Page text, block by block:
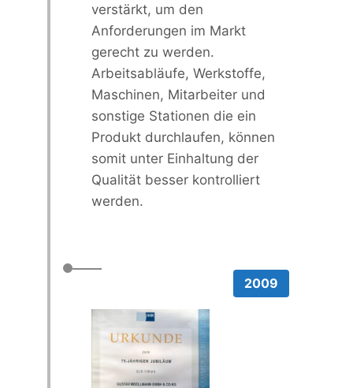
verstärkt, um den
Anforderungen im Markt
gerecht zu werden.
Arbeitsabläufe, Werkstoffe,
Maschinen, Mitarbeiter und
sonstige Stationen die ein
Produkt durchlaufen, können
somit unter Einhaltung der
Qualität besser kontrolliert
werden.
2009